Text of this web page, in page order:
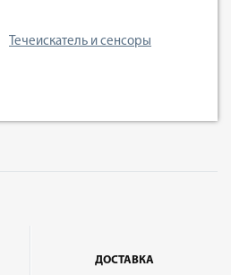
Течеискатель и сенсоры
ДОСТАВКА